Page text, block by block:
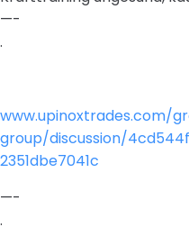
—-
.
www.upinoxtrades.com/
group/discussion/
2351dbe7041c
—-
.